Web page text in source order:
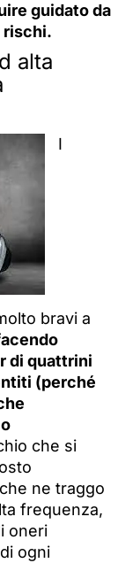
guidato da
rischi.
alta
I
bravi a
di quattrini
(perché
che si
ne traggo
frequenza,
oneri
ogni